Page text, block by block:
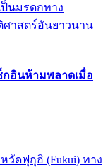
นมรดกทาง
าสตร์อันยาวนาน
กอินห้ามพลาดเมื่อ
วัดฟุกุอิ (Fukui) ทาง